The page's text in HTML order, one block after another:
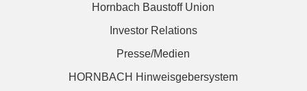
Hornbach Baustoff Union
Investor Relations
Presse/Medien
HORNBACH Hinweisgebersystem